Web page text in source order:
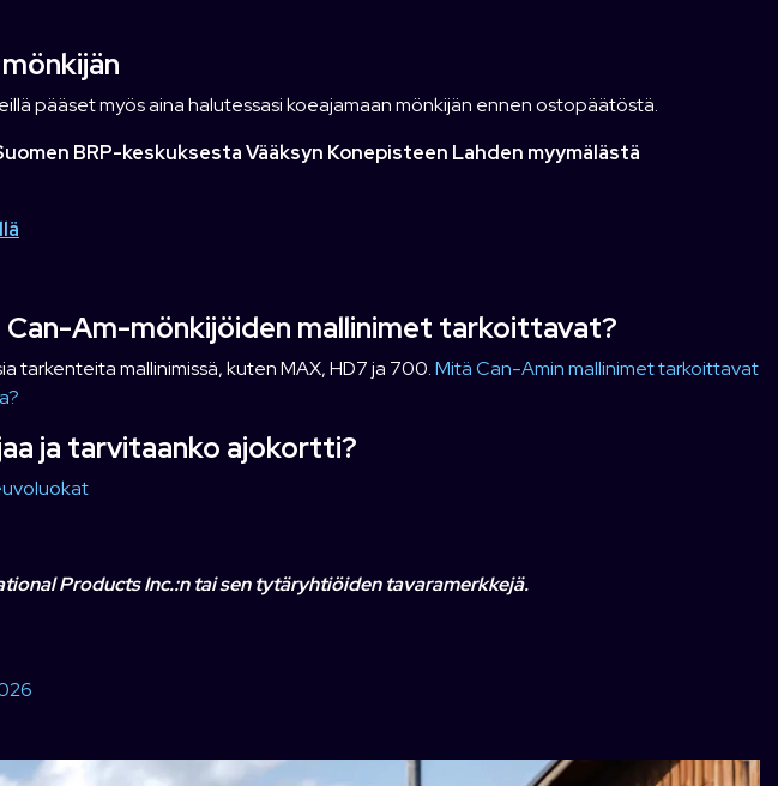
pääset myös aina halutessasi koeajamaan mönkijän ennen ostopäätöstä.
BRP-keskuksesta Vääksyn Konepisteen Lahden myymälästä
Can-Am-mönkijöiden mallinimet tarkoittavat?
tarkenteita mallinimissä, kuten MAX, HD7 ja 700.Mitä Can-Amin mallinimet tarkoittavat
ja tarvitaanko ajokortti?
Products Inc.:n tai sen tytäryhtiöiden tavaramerkkejä.